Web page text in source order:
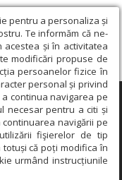
pentru a personaliza și
Te informăm că ne-
și în activitatea
modificări propuse de
persoanelor fizice în
personal și privind
continua navigarea pe
necesar pentru a citi și
navigării pe
fişierelor de tip
că poți modifica în
urmând instrucțiunile
×